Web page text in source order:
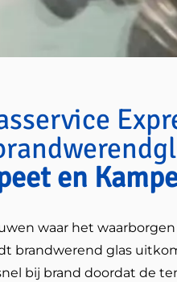
en
waar het
brandwerend glas
bij brand doordat de